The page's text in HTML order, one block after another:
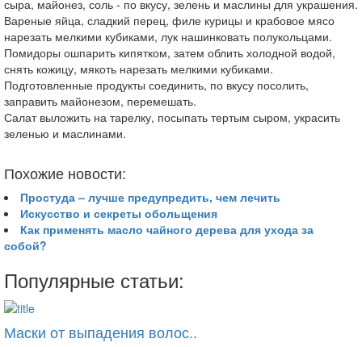
сыра, майонез, соль - по вкусу, зелень и маслины для украшения.
Вареные яйца, сладкий перец, филе курицы и крабовое мясо
нарезать мелкими кубиками, лук нашинковать полукольцами.
Помидоры ошпарить кипятком, затем облить холодной водой,
снять кожицу, мякоть нарезать мелкими кубиками.
Подготовленные продукты соединить, по вкусу посолить,
заправить майонезом, перемешать.
Салат выложить на тарелку, посыпать тертым сыром, украсить
зеленью и маслинами.
Похожие новости:
Простуда – лучше предупредить, чем лечить
Искусство и секреты обольщения
Как применять масло чайного дерева для ухода за
собой?
Популярные статьи:
Маски от выпадения волос..